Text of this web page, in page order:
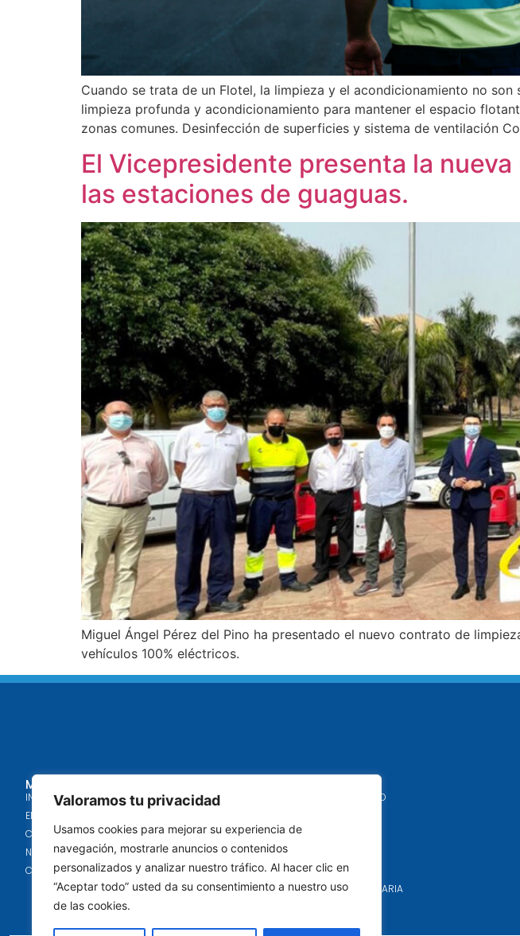
Valoramos tu privacidad
Usamos cookies para mejorar su experiencia de
navegación, mostrarle anuncios o contenidos
personalizados y analizar nuestro tráfico. Al hacer clic en
“Aceptar todo” usted da su consentimiento a nuestro uso
de las cookies.
Cuando se trata de un Flotel, la limpieza y el acondicionamiento no
limpieza profunda y acondicionamiento para mantener el espacio
zonas comunes. Desinfección de superficies y sistema de ventilación
El Vicepresidente presenta la
las estaciones de guaguas.
Miguel Ángel Pérez del Pino ha presentado el nuevo contrato de
vehículos 100% eléctricos.
MENÚ
INICIO
EMPRESA
CERTIFICACIONES
NOTICIAS
CONTACTO
OBRAS/MANTENIMIENTO
JARDINERÍA
ENERGÍA
GESTIÓN DE RESIDUOS
ATENCIÓN SOCIOSANITARIA